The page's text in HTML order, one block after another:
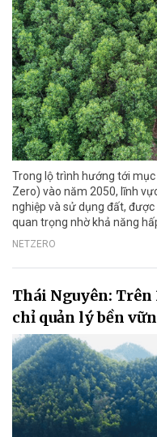
Trong lộ trình hướng tới
Zero) vào năm 2050, lĩnh
nghiệp và sử dụng đất,
quan trọng nhờ khả năng
NETZERO
Thái Nguyên: Trên
chỉ quản lý bền